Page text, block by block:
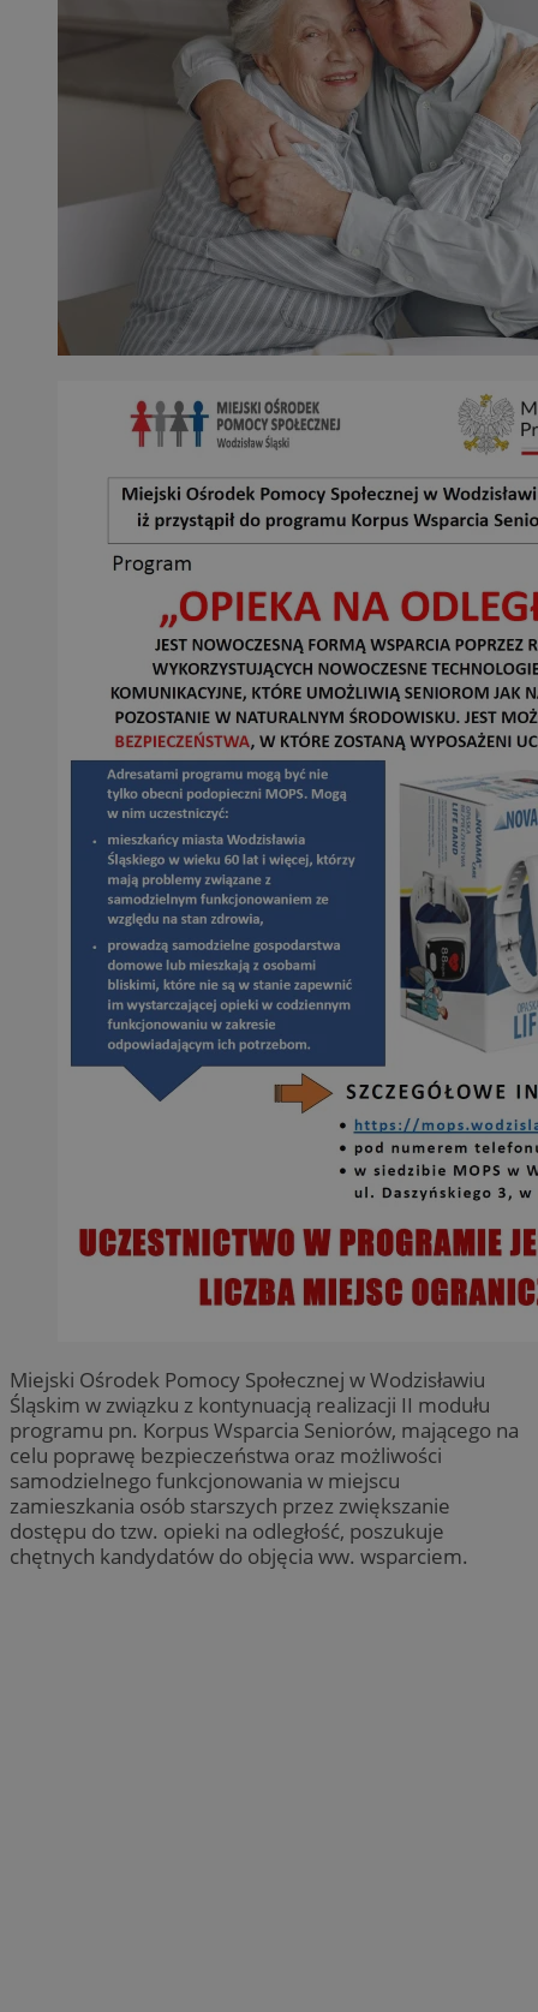
Miejski Ośrodek Pomocy Społecznej w Wodzisławiu
Śląskim w związku z kontynuacją realizacji II modułu
programu pn. Korpus Wsparcia Seniorów, mającego na
celu poprawę bezpieczeństwa oraz możliwości
samodzielnego funkcjonowania w miejscu
zamieszkania osób starszych przez zwiększanie
dostępu do tzw. opieki na odległość, poszukuje
chętnych kandydatów do objęcia ww. wsparciem.